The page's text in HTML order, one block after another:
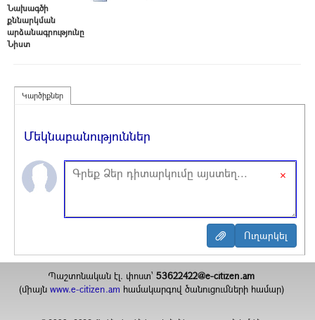
Նախագծի
քննարկման
արձանագրությունը
Նիստ
Կարծիքներ
Մեկնաբանություններ
×
Պաշտոնական էլ. փոստ`53622422@e-citizen.am
(միայն www.e-citizen.am համակարգով ծանուցումների համար)